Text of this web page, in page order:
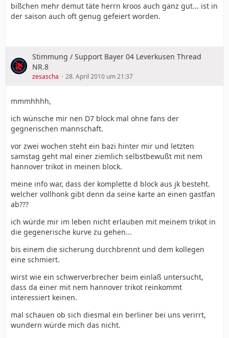
bißchen mehr demut täte herrn kroos auch ganz gut... ist in
der saison auch oft genug gefeiert worden.
Stimmung / Support Bayer 04 Leverkusen Thread
NR.8
zesascha 28. April 2010 um 21:37
mmmhhhh,
ich wünsche mir nen D7 block mal ohne fans der
gegnerischen mannschaft.
vor zwei wochen steht ein bazi hinter mir und letzten
samstag geht mal einer ziemlich selbstbewußt mit nem
hannover trikot in meinen block.
meine info war, dass der komplette d block aus jk besteht.
welcher vollhonk gibt denn da seine karte an einen gastfan
ab???
ich würde mir im leben nicht erlauben mit meinem trikot in
die gegenerische kurve zu gehen...
bis einem die sicherung durchbrennt und dem kollegen
eine schmiert.
wirst wie ein schwerverbrecher beim einlaß untersucht,
dass da einer mit nem hannover trikot reinkommt
interessiert keinen.
mal schauen ob sich diesmal ein berliner bei uns verirrt,
wundern würde mich das nicht.